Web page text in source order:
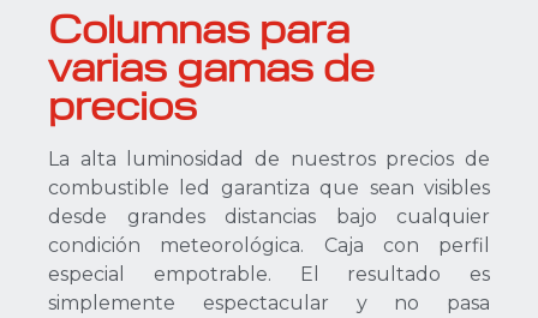
Columnas para
varias gamas de
precios
La alta luminosidad de nuestros precios de
combustible led garantiza que sean visibles
desde grandes distancias bajo cualquier
condición meteorológica. Caja con perfil
especial empotrable. El resultado es
simplemente espectacular y no pasa